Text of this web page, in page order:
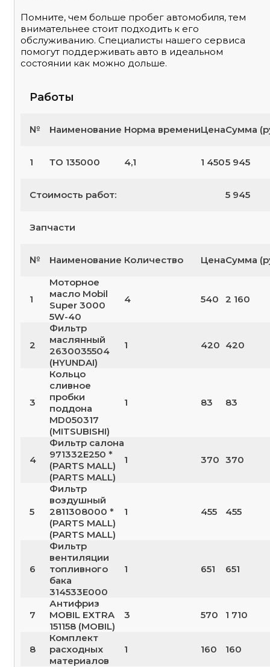
Помните, чем больше пробег автомобиля, тем
внимательнее стоит подходить к его
обслуживанию. Специалисты нашего сервиса
помогут поддерживать авто в идеальном
состоянии как можно дольше.
Работы
№ Наименование Норма времениЦенаСумма
1 ТО 135000 4,1 1 4505 945
Стоимость работ: 5 945
Запчасти
№ Наименование Количество ЦенаСумма
1
Моторное
масло Mobil
Super 3000
5W-40
4 540 2 160
2
Фильтр
маслянный
2630035504
(HYUNDAI)
1 420 420
3
Кольцо
сливное
пробки
поддона
MD050317
(MITSUBISHI)
1 83 83
4
Фильтр салона
971332E250 *
(PARTS MALL)
(PARTS MALL)
1 370 370
5
Фильтр
воздушный
2811308000 *
(PARTS MALL)
(PARTS MALL)
1 455 455
6
Фильтр
вентиляции
топливного
бака
314533E000
1 651 651
7
Антифриз
MOBIL EXTRA
151158 (MOBIL)
3 570 1 710
8
Комплект
расходных
материалов
1 160 160